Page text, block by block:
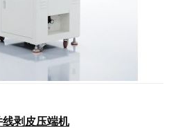
线剥皮压端机